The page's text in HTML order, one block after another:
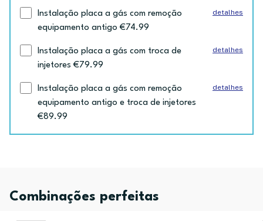
Instalação placa a gás com remoção
equipamento antigo €74.99
detalhes
Instalação placa a gás com troca de
injetores €79.99
detalhes
Instalação placa a gás com remoção
equipamento antigo e troca de injetores
€89.99
detalhes
Combinações perfeitas